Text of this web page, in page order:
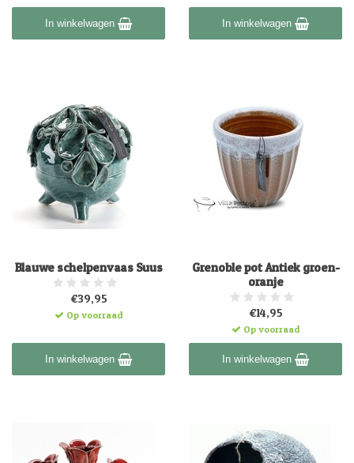
In winkelwagen In winkelwagen
Blauwe schelpenvaas Suus
€39,95
Op voorraad
In winkelwagen
Grenoble pot Antiek groen-
oranje
€14,95
Op voorraad
In winkelwagen